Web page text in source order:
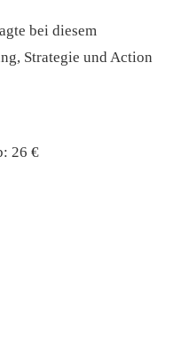
bei diesem
Strategie und Action
26 €